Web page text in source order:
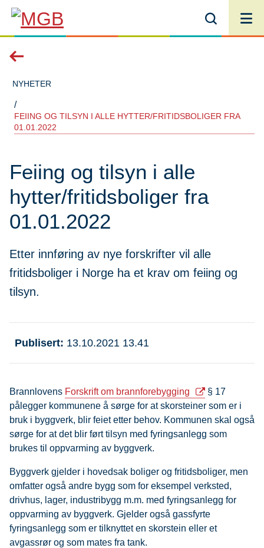
MGB
Du
er
NYHETER
FEIING OG TILSYN I ALLE HYTTER/FRITIDSBOLIGER FRA
01.01.2022
Feiing og tilsyn i alle
hytter/fritidsboliger fra
01.01.2022
Etter innføring av nye forskrifter vil alle
fritidsboliger i Norge ha et krav om feiing og
tilsyn.
Publisert 13.10.2021 13.41
Brannlovens Forskrift om brannforebygging
§ 17
pålegger kommunene å sørge for at skorsteiner som er i
bruk i byggverk, blir feiet etter behov. Kommunen skal også
sørge for at det blir ført tilsyn med fyringsanlegg som
brukes til oppvarming av byggverk.
Byggverk gjelder i hovedsak boliger og fritidsboliger, men
omfatter også andre bygg som for eksempel verksted,
drivhus, lager, industribygg m.m. med fyringsanlegg for
oppvarming av byggverk. Gjelder også gassfyrte
fyringsanlegg som er tilknyttet en skorstein eller et
avgassrør og som mates fra tank.